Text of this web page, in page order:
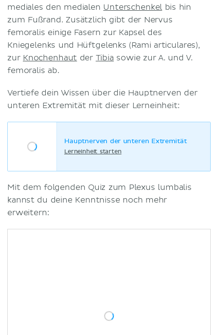
mediales den medialen Unterschenkel bis hin
zum Fußrand. Zusätzlich gibt der Nervus
femoralis einige Fasern zur Kapsel des
Kniegelenks und Hüftgelenks (Rami articulares),
zur Knochenhaut der Tibia sowie zur A. und V.
femoralis ab.
Vertiefe dein Wissen über die Hauptnerven der
unteren Extremität mit dieser Lerneinheit:
Hauptnerven der unteren Extremität
Lerneinheit starten
Mit dem folgenden Quiz zum Plexus lumbalis
kannst du deine Kenntnisse noch mehr
erweitern: